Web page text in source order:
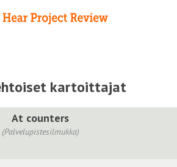
kartoittajat
At counters
(Palvelupistesilmukka)